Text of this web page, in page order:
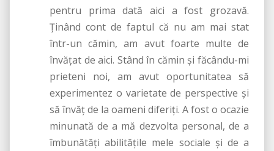
pentru prima dată aici a fost grozavă.
Ţinând cont de faptul că nu am mai stat
într-un cămin, am avut foarte multe de
învăţat de aici. Stând în cămin şi făcându-mi
prieteni noi, am avut oportunitatea să
experimentez o varietate de perspective şi
să învăţ de la oameni diferiţi. A fost o ocazie
minunată de a mă dezvolta personal, de a
îmbunătăţi abilităţile mele sociale şi de a